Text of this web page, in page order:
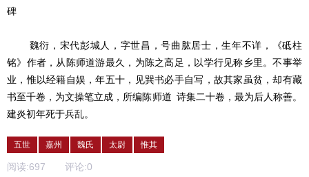
碑
魏衍，宋代彭城人，字世昌，号曲肱居士，生年不详，《砥柱
铭》作者，从陈师道游最久，为陈之高足，以学行见称乡里。不事举
业，惟以经籍自娱，年五十，见巽书必手自写，故其家虽贫，却有藏
书至千卷，为文操笔立成，所编陈师道 诗集二十卷，最为后人称善。
建炎初年死于兵乱。
五世 嘉州 魏氏 太尉 惟其
阅读:697 评论:0